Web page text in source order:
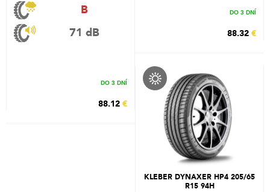
B
71 dB
DO 3 DNÍ
88.12 €
DO 3 DNÍ
88.32 €
KLEBER DYNAXER HP4 205/65
R15 94H